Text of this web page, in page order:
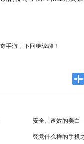
手游，下回继续聊！
安全、速效的美白
究竟什么样的手机